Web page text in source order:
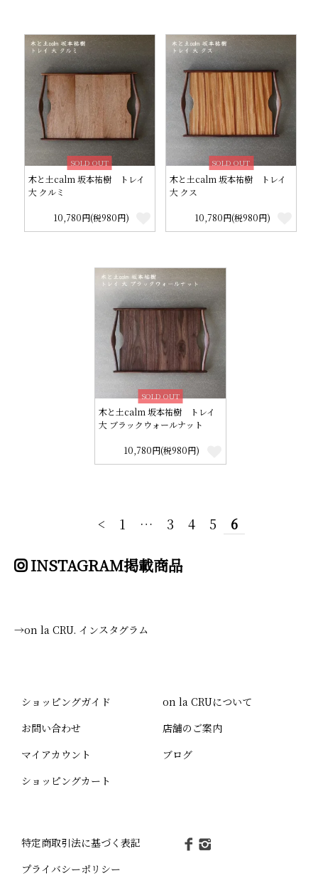
SOLD OUT
木と土calm 坂本祐樹 トレイ
大 クルミ
10,780円(税980円)
SOLD OUT
木と土calm 坂本祐樹 トレイ
大 クス
10,780円(税980円)
SOLD OUT
木と土calm 坂本祐樹 トレイ
大 ブラックウォールナット
10,780円(税980円)
< 1 … 3 4 5 6
INSTAGRAM掲載商品
→on la CRU. インスタグラム
ショッピングガイド
お問い合わせ
マイアカウント
ショッピングカート
on la CRUについて
店舗のご案内
ブログ
特定商取引法に基づく表記
プライバシーポリシー